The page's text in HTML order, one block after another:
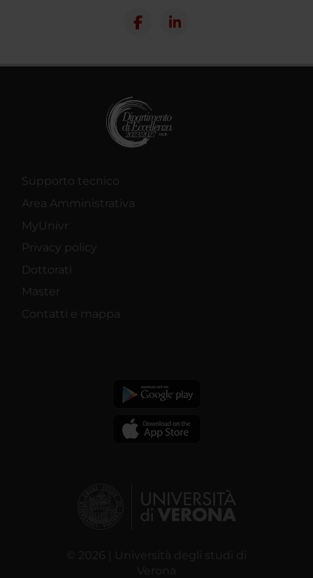
Supporto tecnico
Area Amministrativa
MyUnivr
Privacy policy
Dottorati
Master
Contatti e mappa
© 2026 | Università degli studi di
Verona